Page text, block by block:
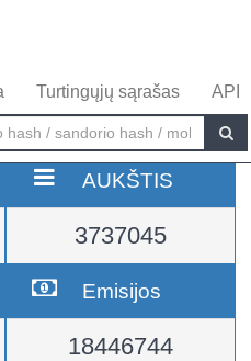
Turtingųjų sąrašas API
AUKŠTIS
3737045
Emisijos
18446744